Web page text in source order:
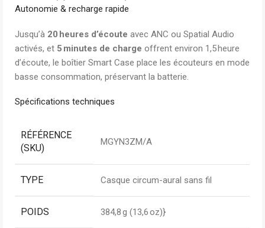
Autonomie & recharge rapide
Jusqu’à 20 heures d’écoute avec ANC ou Spatial Audio
activés, et 5 minutes de charge offrent environ 1,5 heure
d’écoute, le boîtier Smart Case place les écouteurs en mode
basse consommation, préservant la batterie.
Spécifications techniques
RÉFÉRENCE
(SKU)
MGYN3ZM/A
TYPE Casque circum-aural sans fil
POIDS 384,8 g (13,6 oz)}